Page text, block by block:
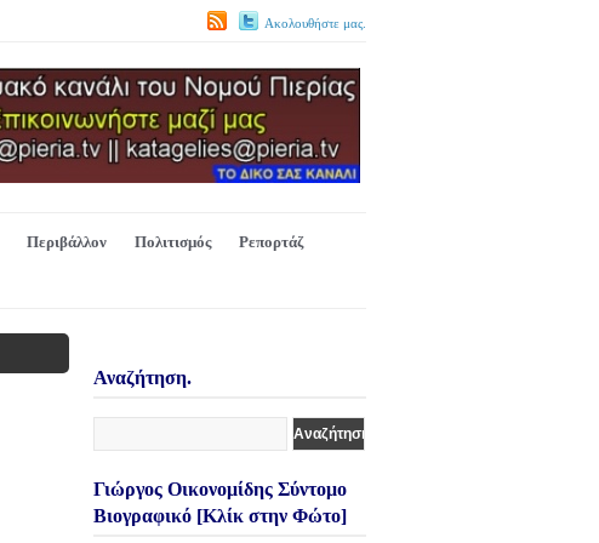
Ακολουθήστε μας.
Περιβάλλον Πολιτισμός
Ρεπορτάζ
Αναζήτηση.
Γιώργος Οικονομίδης Σύντομο
Βιογραφικό [Κλίκ στην Φώτο]